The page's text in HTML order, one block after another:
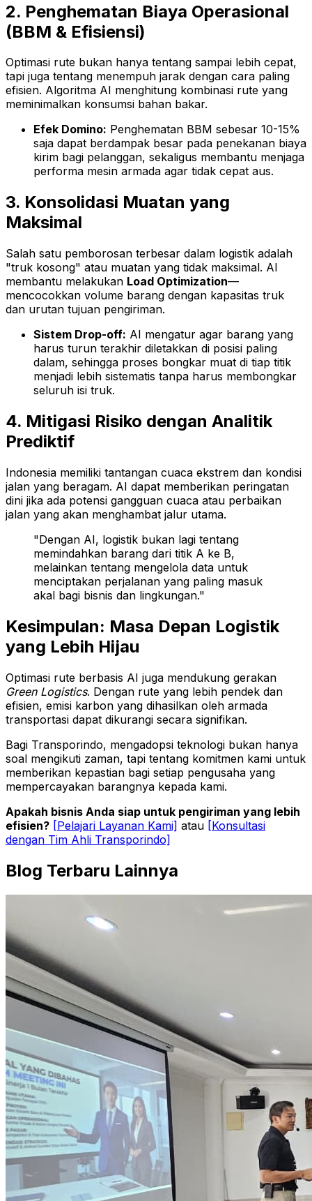
2. Penghematan Biaya Operasional
(BBM & Efisiensi)
Optimasi rute bukan hanya tentang sampai lebih cepat,
tapi juga tentang menempuh jarak dengan cara paling
efisien. Algoritma AI menghitung kombinasi rute yang
meminimalkan konsumsi bahan bakar.
Efek Domino: Penghematan BBM sebesar 10-15%
saja dapat berdampak besar pada penekanan biaya
kirim bagi pelanggan, sekaligus membantu menjaga
performa mesin armada agar tidak cepat aus.
3. Konsolidasi Muatan yang
Maksimal
Salah satu pemborosan terbesar dalam logistik adalah
"truk kosong" atau muatan yang tidak maksimal. AI
membantu melakukan Load Optimization—
mencocokkan volume barang dengan kapasitas truk
dan urutan tujuan pengiriman.
Sistem Drop-off: AI mengatur agar barang yang
harus turun terakhir diletakkan di posisi paling
dalam, sehingga proses bongkar muat di tiap titik
menjadi lebih sistematis tanpa harus membongkar
seluruh isi truk.
4. Mitigasi Risiko dengan Analitik
Prediktif
Indonesia memiliki tantangan cuaca ekstrem dan kondisi
jalan yang beragam. AI dapat memberikan peringatan
dini jika ada potensi gangguan cuaca atau perbaikan
jalan yang akan menghambat jalur utama.
"Dengan AI, logistik bukan lagi tentang
memindahkan barang dari titik A ke B,
melainkan tentang mengelola data untuk
menciptakan perjalanan yang paling masuk
akal bagi bisnis dan lingkungan."
Kesimpulan: Masa Depan Logistik
yang Lebih Hijau
Optimasi rute berbasis AI juga mendukung gerakan
Green Logistics. Dengan rute yang lebih pendek dan
efisien, emisi karbon yang dihasilkan oleh armada
transportasi dapat dikurangi secara signifikan.
Bagi Transporindo, mengadopsi teknologi bukan hanya
soal mengikuti zaman, tapi tentang komitmen kami untuk
memberikan kepastian bagi setiap pengusaha yang
mempercayakan barangnya kepada kami.
Apakah bisnis Anda siap untuk pengiriman yang lebih
efisien? [Pelajari Layanan Kami] atau [Konsultasi
dengan Tim Ahli Transporindo]
Blog Terbaru Lainnya